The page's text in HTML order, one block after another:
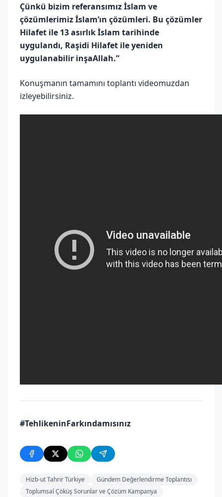
Çünkü bizim referansımız İslam ve
çözümlerimiz İslam’ın çözümleri. Bu çözümler
Hilafet ile 13 asırlık İslam tarihinde
uygulandı, Raşidi Hilafet ile yeniden
uygulanabilir inşaAllah.”
Konuşmanın tamamını toplantı videomuzdan
izleyebilirsiniz.
#TehlikeninFarkındamısınız
Hizb-ut Tahrir Türkiye
Gündem Değerlendirme Toplantısı
Toplumsal Çöküş Sorunlar ve Çözüm Kampanya